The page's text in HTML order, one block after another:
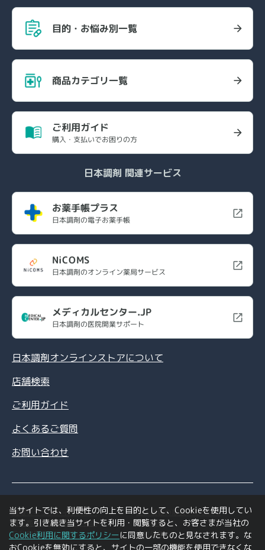
目的・お悩み別一覧
商品カテゴリ一覧
ご利用ガイド
購入・支払いでお困りの方
日本調剤 関連サービス
お薬手帳プラス
日本調剤の電子お薬手帳
NiCOMS
日本調剤のオンライン薬局サービス
メディカルセンター.JP
日本調剤の医院開業サポート
日本調剤オンラインストアについて
店舗検索
ご利用ガイド
よくあるご質問
お問い合わせ
情報セキュリティポリシー
個人情報の取扱いについて
特定商取引法に基づく表記
利用規約
ご利用環境について
会社情報
当サイトでは、利便性の向上を目的として、Cookieを使用してい
ます。引き続き当サイトを利用・閲覧すると、お客さまが当社の
Cookie利用に関するポリシーに同意したものと見なされます。な
おCookieを無効にすると、サイトの一部の機能を使用できなくな